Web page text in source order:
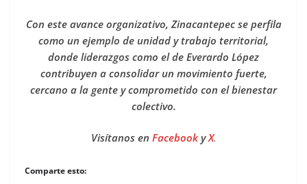
Con este avance organizativo, Zinacantepec se perfila
como un ejemplo de unidad y trabajo territorial,
donde liderazgos como el de Everardo López
contribuyen a consolidar un movimiento fuerte,
cercano a la gente y comprometido con el bienestar
colectivo.
Visítanos en FacebookyX.
Comparte esto: